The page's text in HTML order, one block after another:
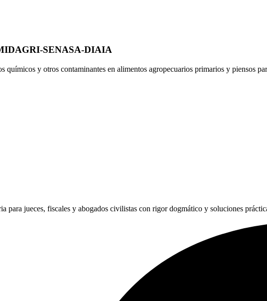
SENASA-DIAIA
químicos y otros contaminantes en alimentos agropecuarios primarios y piensos
para jueces, fiscales y abogados civilistas con rigor dogmático y soluciones